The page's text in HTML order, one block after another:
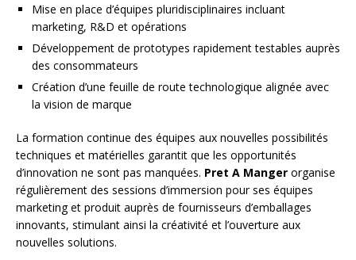
Mise en place d’équipes pluridisciplinaires incluant
marketing, R&D et opérations
Développement de prototypes rapidement testables auprès
des consommateurs
Création d’une feuille de route technologique alignée avec
la vision de marque
La formation continue des équipes aux nouvelles possibilités
techniques et matérielles garantit que les opportunités
d’innovation ne sont pas manquées. Pret A Manger organise
régulièrement des sessions d’immersion pour ses équipes
marketing et produit auprès de fournisseurs d’emballages
innovants, stimulant ainsi la créativité et l’ouverture aux
nouvelles solutions.